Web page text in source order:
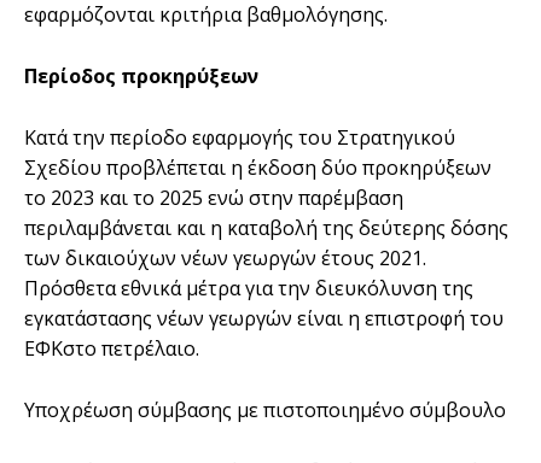
εφαρµόζονται κριτήρια βαθµολόγησης.
Περίοδος προκηρύξεων
Κατά την περίοδο εφαρµογής του Στρατηγικού
Σχεδίου προβλέπεται η έκδοση δύο προκηρύξεων
το 2023 και το 2025 ενώ στην παρέµβαση
περιλαµβάνεται και η καταβολή της δεύτερης δόσης
των δικαιούχων νέων γεωργών έτους 2021.
Πρόσθετα εθνικά µέτρα για την διευκόλυνση της
εγκατάστασης νέων γεωργών είναι η επιστροφή του
ΕΦΚστο πετρέλαιο.
Υποχρέωση σύμβασης με πιστοποιημένο σύμβουλο